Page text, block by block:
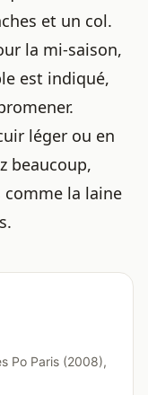
et un col.
la mi-saison,
est indiqué,
léger ou en
beaucoup,
la laine
Po Paris (2008),